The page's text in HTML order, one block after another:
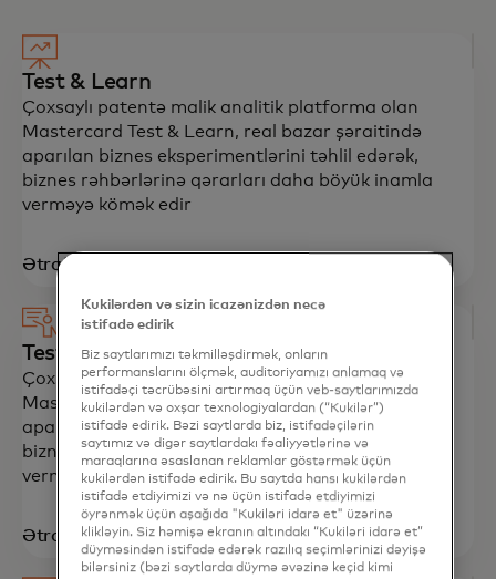
Test & Learn
Çoxsaylı patentə malik analitik platforma olan
Mastercard Test & Learn, real bazar şəraitində
aparılan biznes eksperimentlərini təhlil edərək,
biznes rəhbərlərinə qərarları daha böyük inamla
verməyə kömək edir​
Ətraflı öyrən
Test & Learn
Çoxsaylı patentə malik analitik platforma olan
Mastercard Test & Learn, real bazar şəraitində
aparılan biznes eksperimentlərini təhlil edərək,
biznes rəhbərlərinə qərarları daha böyük inamla
verməyə kömək edir​
Ətraflı öyrən
Kukilərdən və sizin icazənizdən necə
istifadə edirik
Biz saytlarımızı təkmilləşdirmək, onların
performanslarını ölçmək, auditoriyamızı anlamaq və
istifadəçi təcrübəsini artırmaq üçün veb-saytlarımızda
kukilərdən və oxşar texnologiyalardan (“Kukilər”)
istifadə edirik. Bəzi saytlarda biz, istifadəçilərin
saytımız və digər saytlardakı fəaliyyətlərinə və
maraqlarına əsaslanan reklamlar göstərmək üçün
kukilərdən istifadə edirik. Bu saytda hansı kukilərdən
istifadə etdiyimizi və nə üçün istifadə etdiyimizi
öyrənmək üçün aşağıda "Kukiləri idarə et" üzərinə
klikləyin. Siz həmişə ekranın altındakı “Kukiləri idarə et”
düyməsindən istifadə edərək razılıq seçimlərinizi dəyişə
bilərsiniz (bəzi saytlarda düymə əvəzinə keçid kimi